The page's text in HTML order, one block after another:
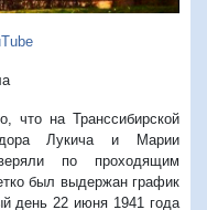
что на Транссибирской
Лукича и Марии
по проходящим
был выдержан график
день 22 июня 1941 года